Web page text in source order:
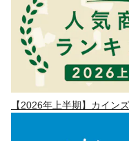
【2026年上半期】カイン